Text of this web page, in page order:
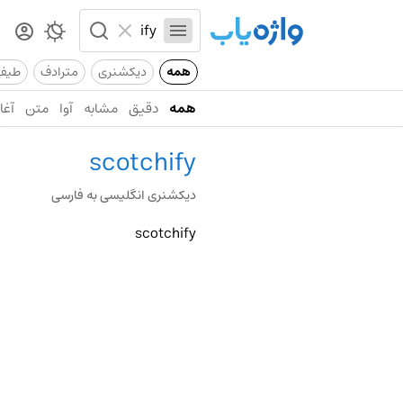
همه دیکشنری مترادف
همه دقیق مشابه آوا متن
scotchify
دیکشنری انگلیسی به فارسی
scotchify